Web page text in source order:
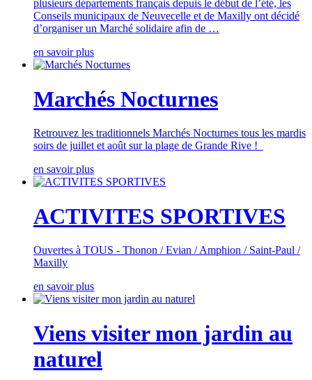
plusieurs départements français depuis le début de l’été, les
Conseils municipaux de Neuvecelle et de Maxilly ont décidé
d’organiser un Marché solidaire afin de …
en savoir plus
Marchés Nocturnes
Retrouvez les traditionnels Marchés Nocturnes tous les mardis
soirs de juillet et août sur la plage de Grande Rive !
en savoir plus
ACTIVITES SPORTIVES
Ouvertes à TOUS - Thonon / Evian / Amphion / Saint-Paul /
Maxilly
en savoir plus
Viens visiter mon jardin au
naturel